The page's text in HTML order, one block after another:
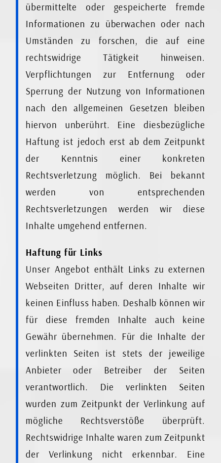
übermittelte oder gespeicherte fremde
Informationen zu überwachen oder nach
Umständen zu forschen, die auf eine
rechtswidrige Tätigkeit hinweisen.
Verpflichtungen zur Entfernung oder
Sperrung der Nutzung von Informationen
nach den allgemeinen Gesetzen bleiben
hiervon unberührt. Eine diesbezügliche
Haftung ist jedoch erst ab dem Zeitpunkt
der Kenntnis einer konkreten
Rechtsverletzung möglich. Bei bekannt
werden von entsprechenden
Rechtsverletzungen werden wir diese
Inhalte umgehend entfernen.
Haftung für Links
Unser Angebot enthält Links zu externen
Webseiten Dritter, auf deren Inhalte wir
keinen Einfluss haben. Deshalb können wir
für diese fremden Inhalte auch keine
Gewähr übernehmen. Für die Inhalte der
verlinkten Seiten ist stets der jeweilige
Anbieter oder Betreiber der Seiten
verantwortlich. Die verlinkten Seiten
wurden zum Zeitpunkt der Verlinkung auf
mögliche Rechtsverstöße überprüft.
Rechtswidrige Inhalte waren zum Zeitpunkt
der Verlinkung nicht erkennbar. Eine